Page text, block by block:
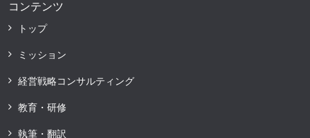
コンテンツ
トップ
ミッション
経営戦略コンサルティング
教育・研修
執筆・翻訳